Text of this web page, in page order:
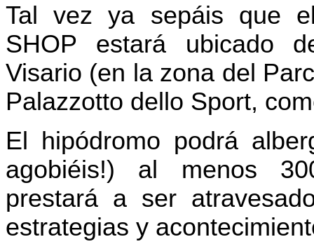
Tal vez ya sepáis que
SHOP estará ubicado
Visario (en la zona del
Palazzotto dello Sport,
El hipódromo podrá
agobiéis!) al menos
prestará a ser
estrategias y